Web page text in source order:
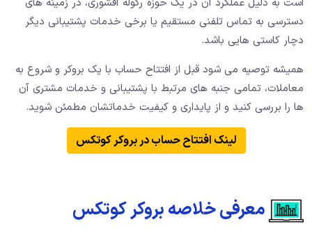
است به دلیل عملکرد آن در یک حوزه رگوله آفشوری، در زمینه های
دسترسی به تماس تلفنی مستقیم یا برخی خدمات پشتیبانی دیگر
دچار کاستی هایی باشد.
همیشه توصیه می شود قبل از افتتاح حساب با یک بروکر و شروع به
معاملات، تمامی جنبه های مرتبط با پشتیبانی و خدمات مشتری آن
ها را بررسی کنید و از پایداری و کیفیت خدماتشان مطمئن شوید.
لینک افتتاح حساب در بروکر کوتکس
معرفی خلاصه بروکر کوتکس